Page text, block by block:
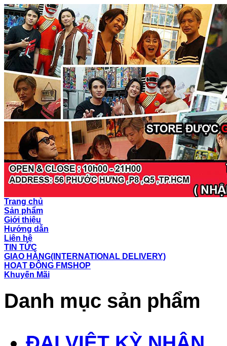
Trang chủ
Sản phẩm
Giới thiệu
Hướng dẫn
Liên hệ
TIN TỨC
GIAO HÀNG(INTERNATIONAL DELIVERY)
HOẠT ĐỘNG FMSHOP
Khuyến Mãi
Danh mục sản phẩm